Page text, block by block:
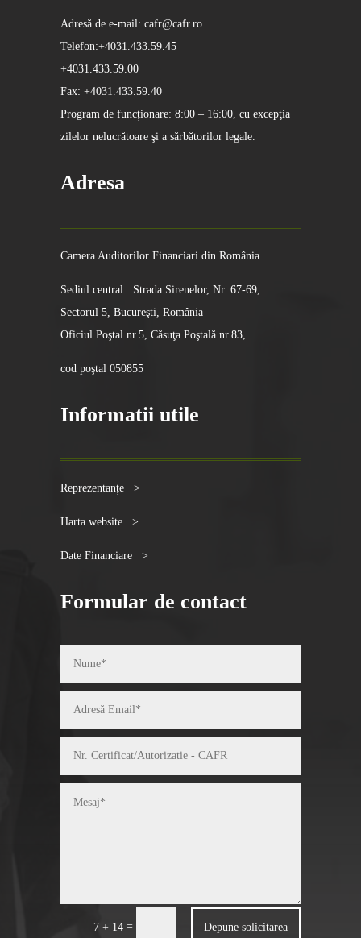
Adresă de e-mail: cafr@cafr.ro
Telefon:+4031.433.59.45
+4031.433.59.00
Fax: +4031.433.59.40
Program de funcționare: 8:00 – 16:00, cu excepţia
zilelor nelucrătoare şi a sărbătorilor legale.
Adresa
Camera Auditorilor Financiari din România
Sediul central: Strada Sirenelor, Nr. 67-69,
Sectorul 5, Bucureşti, România
Oficiul Poştal nr.5, Căsuţa Poştală nr.83,
cod poştal 050855
Informatii utile
Reprezentanțe >
Harta website >
Date Financiare >
Formular de contact
7 + 14 = Depune solicitarea